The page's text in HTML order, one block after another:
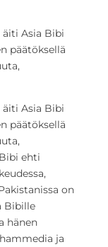
Asia Bibi
päätöksellä
Asia Bibi
päätöksellä
ehti
on
Bibille
hänen
ja